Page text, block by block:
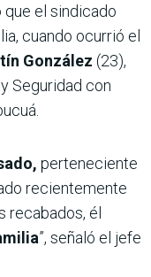
el sindicado
cuando ocurrió el
González (23),
Seguridad con
perteneciente
recientemente
recabados, él
”, señaló el jefe